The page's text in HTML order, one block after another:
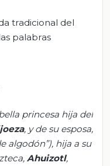
tradicional del
palabras
princesa hija del
, y de su esposa,
algodón”), hija a su
Ahuizotl,